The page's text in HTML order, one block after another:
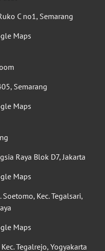
C no1, Semarang
Maps
Semarang
Maps
Raya Blok D7, Jakarta
Maps
Kec. Tegalsari,
Maps
Tegalrejo, Yogyakarta